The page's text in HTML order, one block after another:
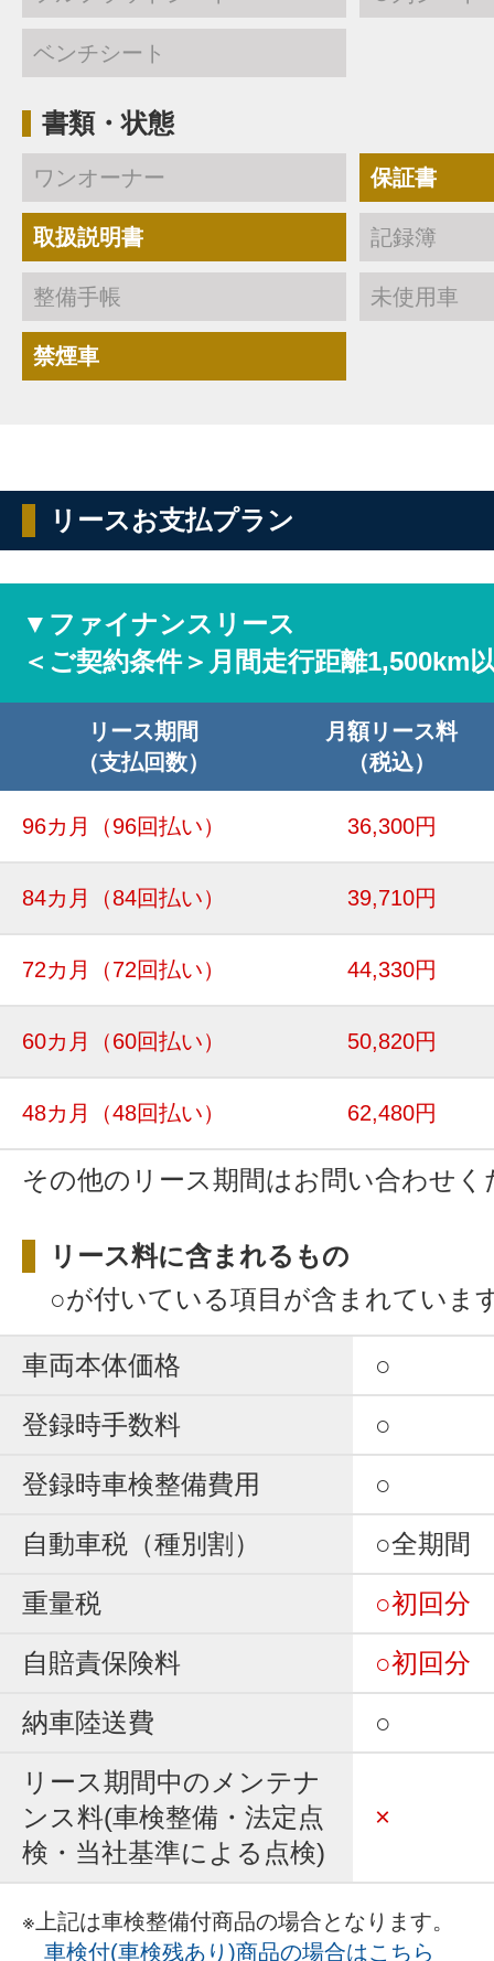
ベンチシート
書類・状態
ワンオーナー 保証書
取扱説明書 記録簿
整備手帳 未使用車
禁煙車
リースお支払プラン
▼ファイナンスリース
＜ご契約条件＞月間走行距離1,500km
リース期間
（支払回数）
月額リース料
（税込）
96カ月 （96回払い） 36,300円
84カ月 （84回払い） 39,710円
72カ月 （72回払い） 44,330円
60カ月 （60回払い） 50,820円
48カ月 （48回払い） 62,480円
その他のリース期間はお問い合わせく
リース料に含まれるもの
○が付いている項目が含まれていま
車両本体価格
○
登録時手数料
○
登録時車検整備費用
○
自動車税（種別割）
○全期間
重量税
○初回分
自賠責保険料
○初回分
納車陸送費
○
リース期間中のメンテナ
ンス料(車検整備・法定点
検・当社基準による点検)
×
※上記は車検整備付商品の場合となります。
車検付(車検残あり)商品の場合はこちら